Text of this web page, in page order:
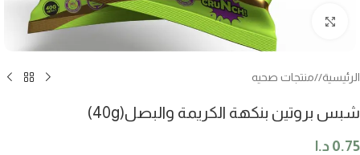
اضغط للتكبير
الرئيسية/ منتجات صحيه
شبس بروتين بنكهة الكريمة والبصل(40g)
0.75 د.ا